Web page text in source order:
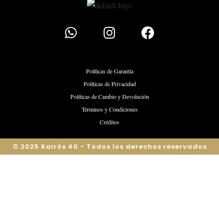
Políticas de Garantía
Políticas de Privacidad
Políticas de Cambio y Devolución
Términos y Condiciones
Créditos
© 2025 Kairós 40 - Todos los derechos reservados